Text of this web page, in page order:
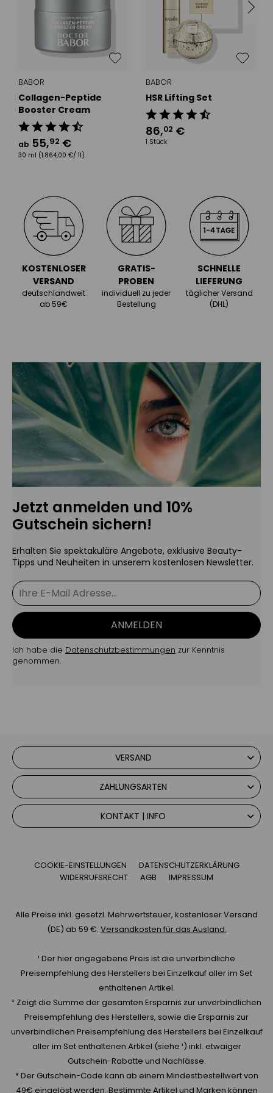
BABOR
Collagen-Peptide
Booster Cream
ab 55,92 €
30 ml (1.864,00 €/ 1l)
BABOR
HSR Lifting Set
86,02 €
1 Stück
KOSTENLOSER
VERSAND
deutschlandweit
ab 59€
GRATIS-
PROBEN
individuell zu jeder
Bestellung
SCHNELLE
LIEFERUNG
täglicher Versand
(DHL)
Jetzt anmelden und 10%
Gutschein sichern!
Erhalten Sie spektakuläre Angebote, exklusive Beauty-
Tipps und Neuheiten in unserem kostenlosen Newsletter.
ANMELDEN
Ich habe die Datenschutzbestimmungen zur Kenntnis
genommen.
VERSAND
ZAHLUNGSARTEN
KONTAKT | INFO
COOKIE-EINSTELLUNGEN
DATENSCHUTZERKLÄRUNG
WIDERRUFSRECHT
AGB IMPRESSUM
Alle Preise inkl. gesetzl. Mehrwertsteuer, kostenloser Versand
(DE) ab 59 €. Versandkosten für das Ausland.
¹ Der hier angegebene Preis ist die unverbindliche
Preisempfehlung des Herstellers bei Einzelkauf aller im Set
enthaltenen Artikel.
² Zeigt die Summe der gesamten Ersparnis zur unverbindlichen
Preisempfehlung des Herstellers, sowie die Ersparnis zur
unverbindlichen Preisempfehlung des Herstellers bei Einzelkauf
aller im Set enthaltenen Artikel (siehe ¹) inkl. etwaiger
Gutschein-Rabatte und Nachlässe.
* Der Gutschein-Code kann ab einem Mindestbestellwert von
49€ eingelöst werden. Bestimmte Artikel und Marken können